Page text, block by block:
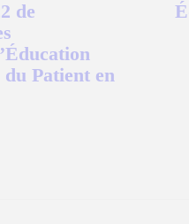
de
Patient en